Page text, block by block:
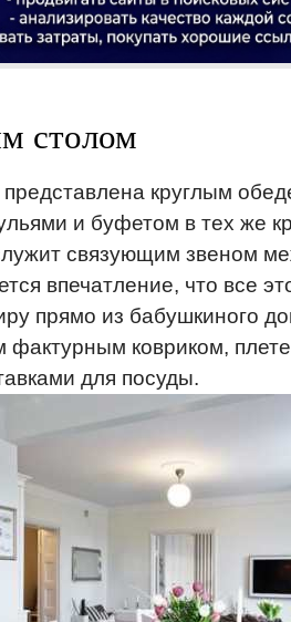
столом
представлена круглым
и буфетом в тех же
связующим звеном
впечатление, что все
прямо из бабушкиного
фактурным ковриком,
для посуды.